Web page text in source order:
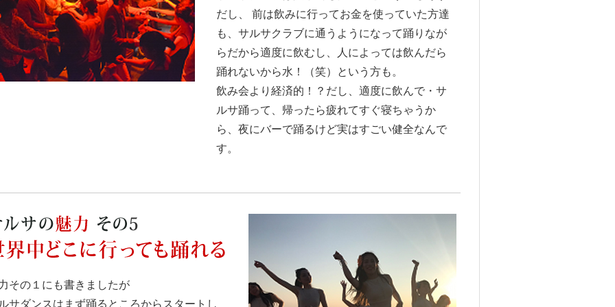
だし、 前は飲みに行ってお金を使っていた方達
も、サルサクラブに通うようになって踊りなが
らだから適度に飲むし、人によっては飲んだら
踊れないから水！（笑）という方も。
飲み会より経済的！？だし、適度に飲んで・サ
ルサ踊って、帰ったら疲れてすぐ寝ちゃうか
ら、夜にバーで踊るけど実はすごい健全なんで
す。
その１にも書きましたが
サダンスはまず踊るところからスタートし